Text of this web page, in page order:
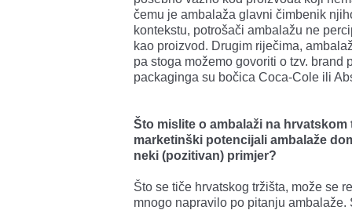
čemu je ambalaža glavni čimbenik
kontekstu, potrošači ambalažu ne
kao proizvod. Drugim riječima,
pa stoga možemo govoriti o tzv.
packaginga su bočica Coca-Cole ili
Što mislite o ambalaži na
marketinški potencijali ambalaže
neki (pozitivan) primjer?
Što se tiče hrvatskog tržišta, može se
mnogo napravilo po pitanju ambalaže.